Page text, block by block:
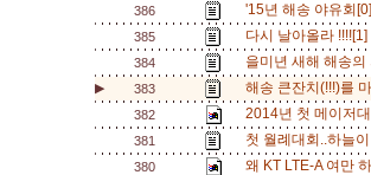
386 '15년 해송 야유회
385 다시 날아올라
384 을미년 새해 해송
▶ 383 해송 큰잔치(!!!)를
382 2014년 첫 메이저
381 첫 월례대회..하늘
380 왜 KT LTE-A 여만